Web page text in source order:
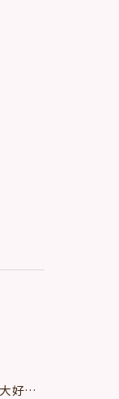
☆お客様感謝祭☆大好評頂いております。